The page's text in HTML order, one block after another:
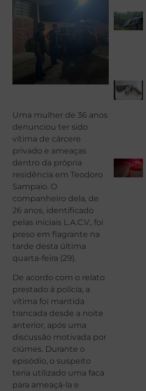
Uma mulher de 36 anos
denunciou ter sido
vítima de cárcere
privado e ameaças
dentro da própria
residência em Teodoro
Sampaio. O
companheiro dela, de
26 anos, identificado
pelas iniciais L.A.C.V., foi
preso em flagrante na
tarde desta última
quarta-feira (29).
De acordo com o relato
prestado à polícia, a
vítima foi mantida
trancada desde a noite
anterior, após uma
discussão motivada por
ciúmes. Durante o
episódio, o suspeito
teria utilizado uma faca
para ameaçá-la e